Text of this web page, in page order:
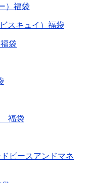
）福袋
スキュイ）福袋
袋
) 福袋
ピースアンドマネ